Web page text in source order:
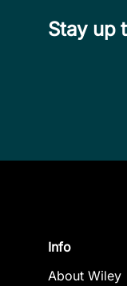
Stay up
Info
About Wiley